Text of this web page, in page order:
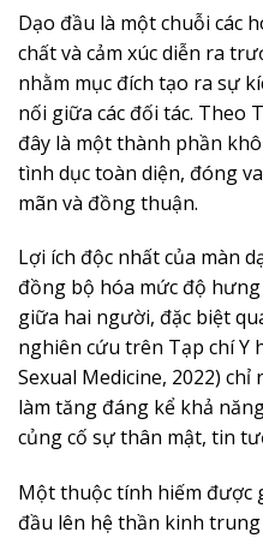
Dạo đầu là một chuỗi các
chất và cảm xúc diễn ra
nhằm mục đích tạo ra sự
nối giữa các đối tác. Theo
đây là một thành phần
tình dục toàn diện, đóng
mãn và đồng thuận.
Lợi ích độc nhất của màn
đồng bộ hóa mức độ
giữa hai người, đặc biệt
nghiên cứu trên Tạp chí Y
Sexual Medicine, 2022)
làm tăng đáng kể khả
củng cố sự thân mật, tin
Một thuộc tính hiếm được
đầu lên hệ thần kinh